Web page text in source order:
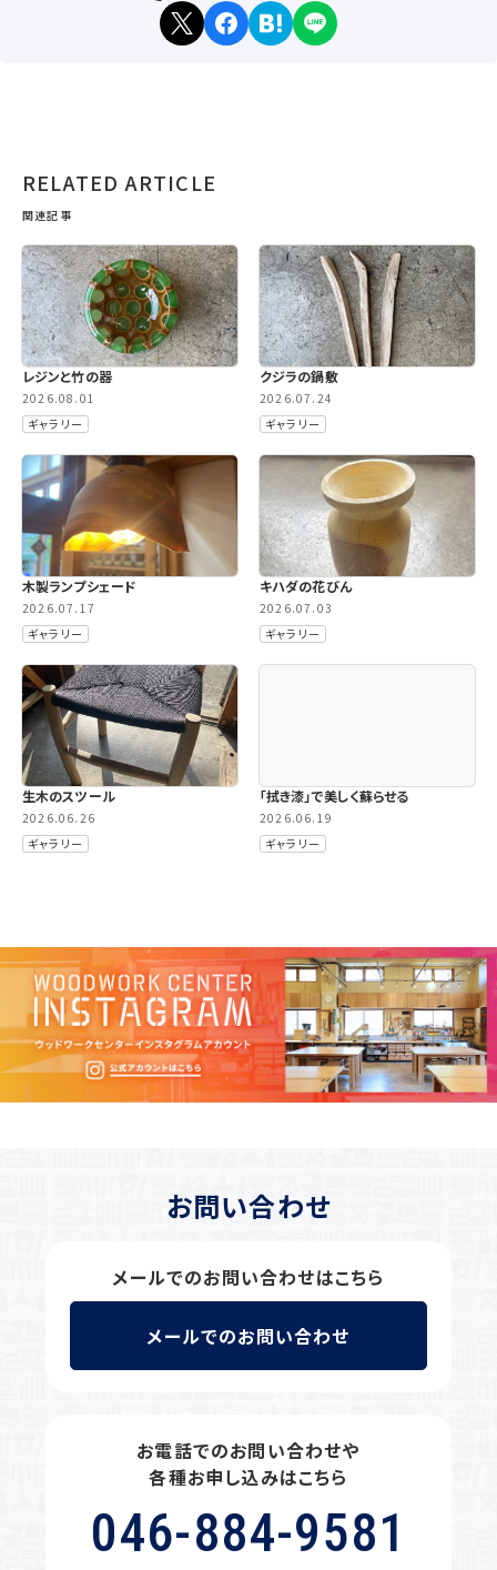
RELATED ARTICLE
関連記事
レジンと竹の器
2026.08.01
ギャラリー
クジラの鍋敷
2026.07.24
ギャラリー
木製ランプシェード
2026.07.17
ギャラリー
キハダの花びん
2026.07.03
ギャラリー
生木のスツール
2026.06.26
ギャラリー
「拭き漆」で美しく蘇らせる
2026.06.19
ギャラリー
お問い合わせ
メールでのお問い合わせはこちら
メールでのお問い合わせ
お電話でのお問い合わせや
各種お申し込みはこちら
046-884-9581